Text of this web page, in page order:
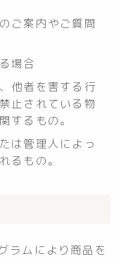
ご案内やご質問
場合
他者を害する行
止されている物
するもの。
は管理人によっ
るもの。
ラムにより商品を